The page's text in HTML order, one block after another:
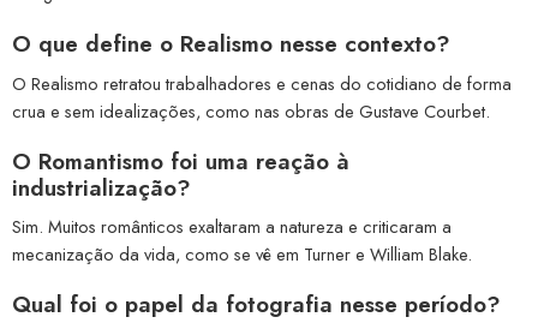
O que define o Realismo nesse contexto?
O Realismo retratou trabalhadores e cenas do cotidiano de forma
crua e sem idealizações, como nas obras de Gustave Courbet.
O Romantismo foi uma reação à
industrialização?
Sim. Muitos românticos exaltaram a natureza e criticaram a
mecanização da vida, como se vê em Turner e William Blake.
Qual foi o papel da fotografia nesse período?